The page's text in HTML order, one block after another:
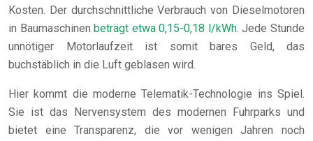
Kosten. Der durchschnittliche Verbrauch von Dieselmotoren
in Baumaschinenbeträgt etwa 0,15-0,18 l/kWh. Jede Stunde
unnötiger Motorlaufzeit ist somit bares Geld, das
buchstäblich in die Luft geblasen wird.
Hier kommt die moderne Telematik-Technologie ins Spiel.
Sie ist das Nervensystem des modernen Fuhrparks und
bietet eine Transparenz, die vor wenigen Jahren noch